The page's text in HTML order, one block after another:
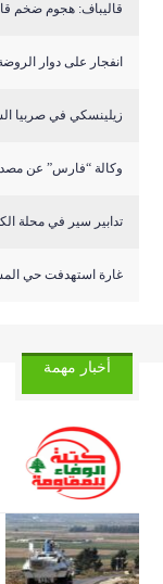
قاليباف: هجوم ضخم
انفجار على دوار
زيلينسكي في صربيا
وكالة “فارس” عن
تدابير سير في محلة
غارة استهدفت حي
أخبار مهمة